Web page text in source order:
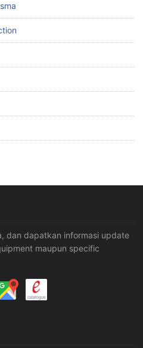
dan dapatkan informasi update
maupun specific